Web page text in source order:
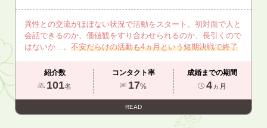
異性との交流がほぼない状況で活動をスタート。初対面で人と
会話できるのか、価値観をすり合わせられるのか、長引くので
はないか…。 不安だらけの活動も4ヵ月という短期決戦で終了
紹介数
101名
コンタクト率
17%
成婚までの期間
4ヵ月
READ